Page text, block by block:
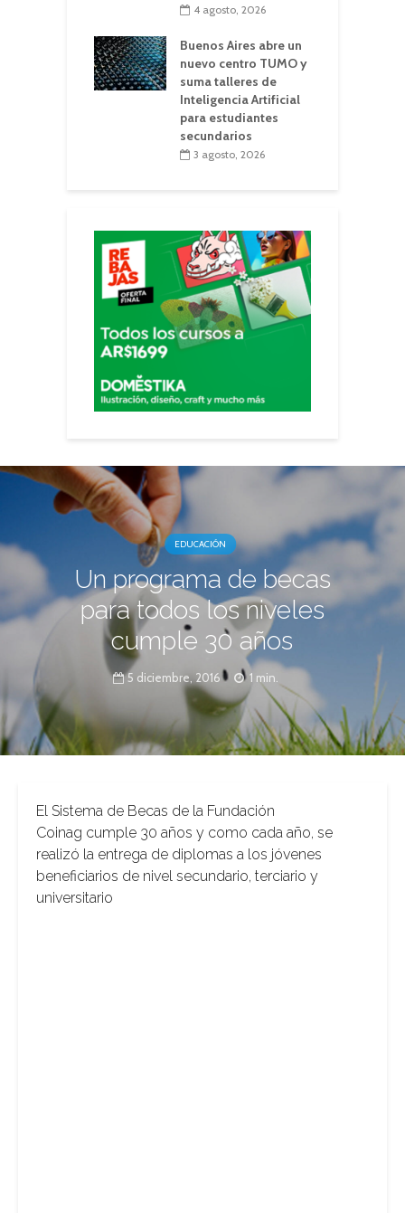
4 agosto, 2026
Buenos Aires abre un
nuevo centro TUMO y
suma talleres de
Inteligencia Artificial
para estudiantes
secundarios
3 agosto, 2026
EDUCACIÓN
Un programa de becas
para todos los niveles
cumple 30 años
5 diciembre, 2016 1 min.
El Sistema de Becas de la Fundación
Coinag cumple 30 años y como cada año, se
realizó la entrega de diplomas a los jóvenes
beneficiarios de nivel secundario, terciario y
universitario